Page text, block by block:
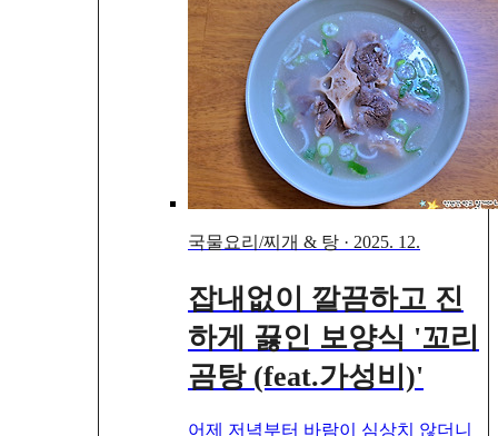
국물요리/찌개 & 탕 · 2025. 12.
잡내없이 깔끔하고 진
하게 끓인 보양식 '꼬리
곰탕 (feat.가성비)'
어제 저녁부터 바람이 심상치 않더니